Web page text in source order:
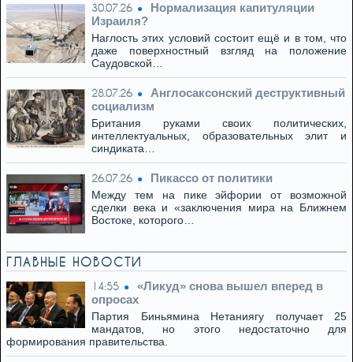
30.07.26
Нормализация капитуляции
Израиля?
Наглость этих условий состоит ещё и в том, что
даже поверхностный взгляд на положение
Саудовской…
28.07.26
Англосаксонский деструктивный
социализм
Британия руками своих политических,
интеллектуальных, образовательных элит и
синдиката…
26.07.26 Пикассо от политики
Между тем на пике эйфории от возможной
сделки века и «заключения мира на Ближнем
Востоке, которого…
ГЛАВНЫЕ НОВОСТИ
14:55
«Ликуд» снова вышел вперед в
опросах
Партия Биньямина Нетаниягу получает 25
мандатов, но этого недостаточно для
формирования правительства.